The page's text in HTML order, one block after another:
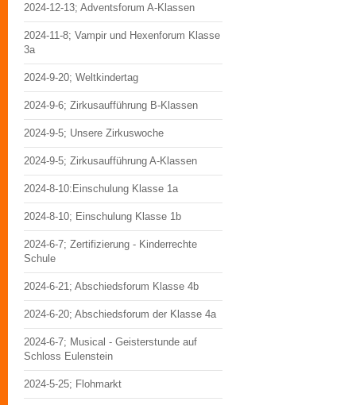
2024-12-13; Adventsforum A-Klassen
2024-11-8; Vampir und Hexenforum Klasse
3a
2024-9-20; Weltkindertag
2024-9-6; Zirkusaufführung B-Klassen
2024-9-5; Unsere Zirkuswoche
2024-9-5; Zirkusaufführung A-Klassen
2024-8-10:Einschulung Klasse 1a
2024-8-10; Einschulung Klasse 1b
2024-6-7; Zertifizierung - Kinderrechte
Schule
2024-6-21; Abschiedsforum Klasse 4b
2024-6-20; Abschiedsforum der Klasse 4a
2024-6-7; Musical - Geisterstunde auf
Schloss Eulenstein
2024-5-25; Flohmarkt